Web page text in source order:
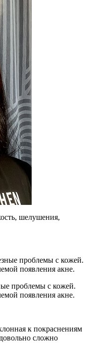
шелушения,
проблемы с кожей.
появления акне.